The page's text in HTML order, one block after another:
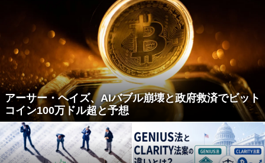
アーサー・ヘイズ、AIバブル崩壊と政府救済でビット
コイン100万ドル超と予想